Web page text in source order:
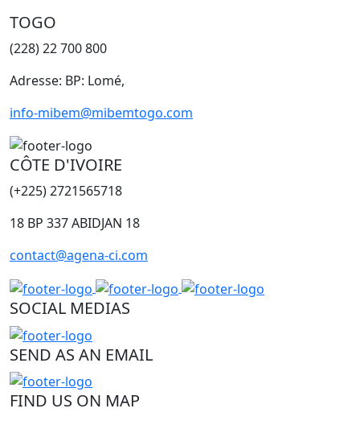
TOGO
(228) 22 700 800
Adresse: BP: Lomé,
info-mibem@mibemtogo.com
CÔTE D'IVOIRE
(+225) 2721565718
18 BP 337 ABIDJAN 18
contact@agena-ci.com
SOCIAL MEDIAS
SEND AS AN EMAIL
FIND US ON MAP